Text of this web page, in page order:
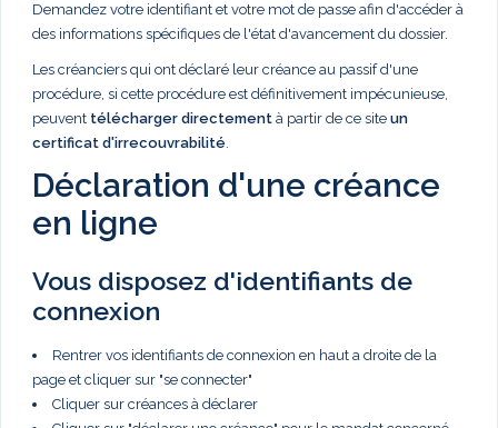
Demandez votre identifiant et votre mot de passe afin d'accéder à
des informations spécifiques de l'état d'avancement du dossier.
Les créanciers qui ont déclaré leur créance au passif d'une
procédure, si cette procédure est définitivement impécunieuse,
peuvent télécharger directement à partir de ce site un
certificat d'irrecouvrabilité.
Déclaration d'une créance
en ligne
Vous disposez d'identifiants de
connexion
Rentrer vos identifiants de connexion en haut a droite de la
page et cliquer sur "se connecter"
Cliquer sur créances à déclarer